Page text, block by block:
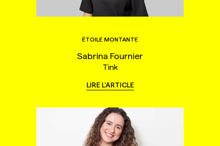
ÉTOILE MONTANTE
Sabrina Fournier
Tink
LIRE L'ARTICLE